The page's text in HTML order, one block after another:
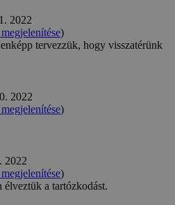
2022
)
tervezzük, hogy visszatérünk
2022
)
2022
)
a tartózkodást.